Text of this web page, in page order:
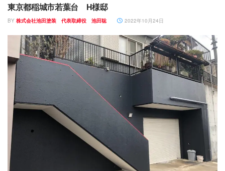
東京都稲城市若葉台 H様邸
BY 株式会社池田塗装 代表取締役 池田聡 2022年10月24日